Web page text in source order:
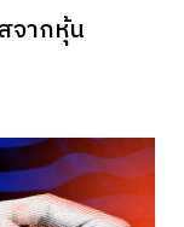
จากหุ้น